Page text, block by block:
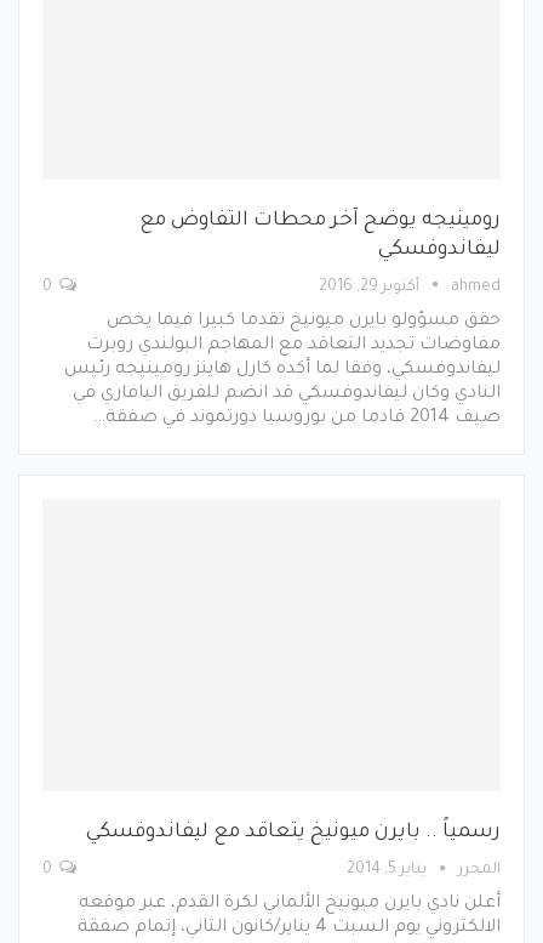
رومينيجه يوضح آخر محطات التفاوض مع
ليفاندوفسكي
ahmed أكتوبر 29, 2016
حقق مسؤولو بايرن ميونيخ تقدما كبيرا فيما يخص
مفاوضات تجديد التعاقد مع المهاجم البولندي روبرت
ليفاندوفسكي، وفقا لما أكده كارل هاينز رومينيجه رئيس
النادي وكان ليفاندوفسكي قد انضم للفريق البافاري في
صيف 2014 قادما من بوروسيا دورتموند في صفقة…
رسمياً .. بايرن ميونيخ يتعاقد مع ليفاندوفسكي
المحرر يناير 5, 2014
أعلن نادي بايرن ميونيخ الألماني لكرة القدم، عبر موقعه
الالكتروني يوم السبت 4 يناير/كانون الثاني، إتمام صفقة